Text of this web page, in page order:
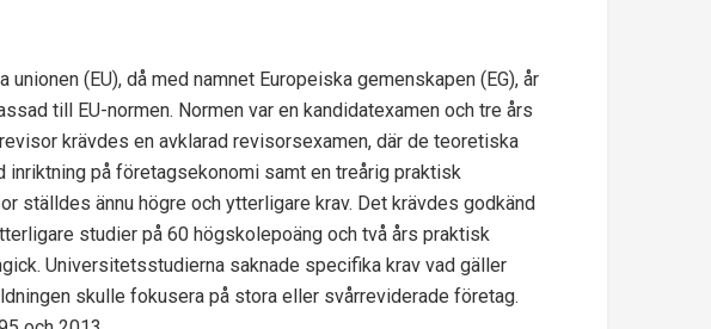
(EU), då med namnet Europeiska gemenskapen (EG), år
till EU-normen. Normen var en kandidatexamen och tre års
krävdes en avklarad revisorsexamen, där de teoretiska
inriktning på företagsekonomi samt en treårig praktisk
ställdes ännu högre och ytterligare krav. Det krävdes godkänd
studier på 60 högskolepoäng och två års praktisk
Universitetsstudierna saknade specifika krav vad gäller
skulle fokusera på stora eller svårreviderade företag.